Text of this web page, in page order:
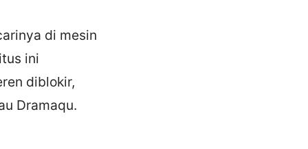
di mesin
ini
diblokir,
Dramaqu.